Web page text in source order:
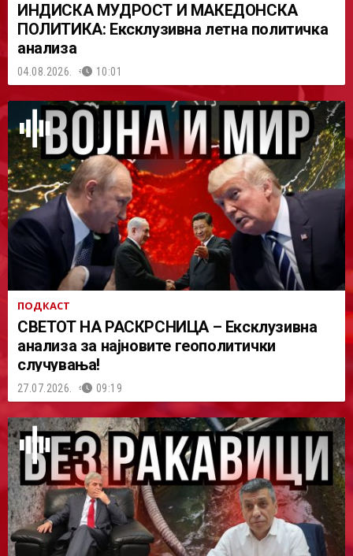
ИНДИСКА МУДРОСТ И МАКЕДОНСКА
ПОЛИТИКА: Ексклузивна летна политичка
анализа
04.08.2026. 10:01
ПОДКАСТ
СВЕТОТ НА РАСКРСНИЦА – Ексклузивна
анализа за најновите геополитички
случувања!
27.07.2026. 09:19